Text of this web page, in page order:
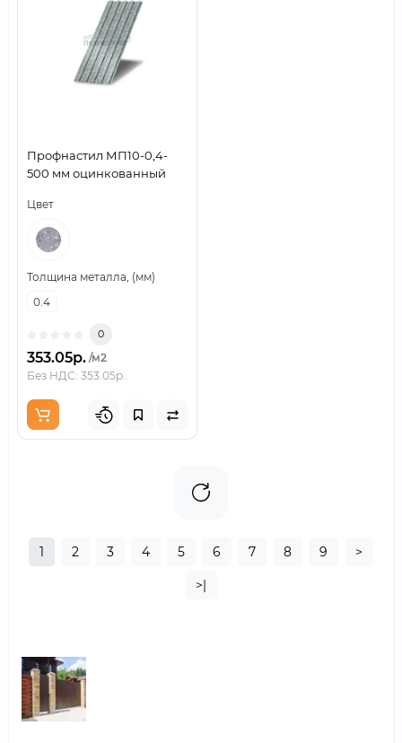
Профнастил МП10-0,4-
500 мм оцинкованный
Цвет
Толщина металла, (мм)
0.4
0
353.05р. /м2
Без НДС: 353.05р.
1 2 3 4 5 6 7 8 9 >
>|